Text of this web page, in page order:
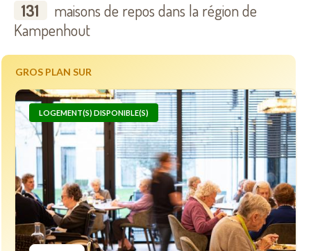
131
maisons de repos dans la région de
Kampenhout
GROS PLAN SUR
LOGEMENT(S) DISPONIBLE(S)